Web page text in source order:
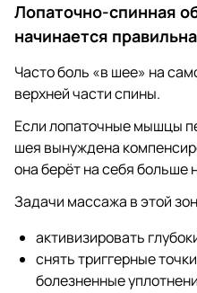
Лопаточно-спинная
начинается
Часто боль «в шее» на
верхней части спины.
Если лопаточные мышцы
шея вынуждена
она берёт на себя больше
Задачи массажа в этой
активизировать
снять триггерные
болезненные